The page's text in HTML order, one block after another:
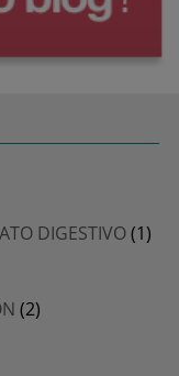
DIGESTIVO(1)
(2)